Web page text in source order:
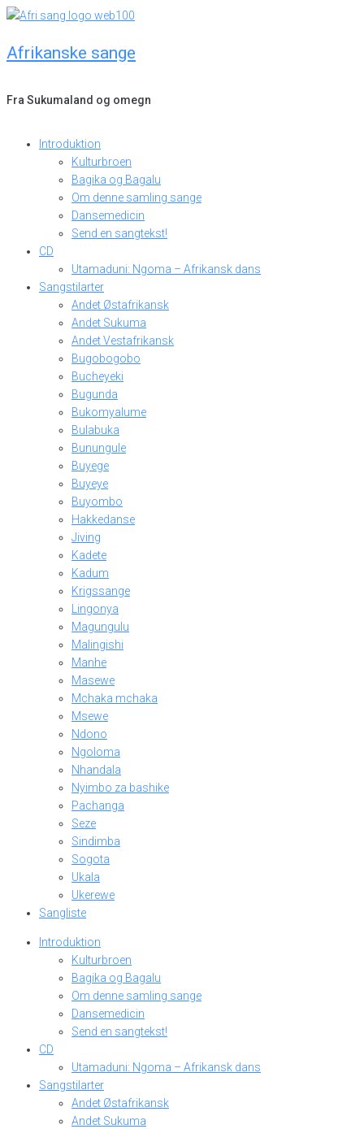
Skip
content
Afrikanske sange
Fra Sukumaland og omegn
Introduktion
Kulturbroen
Bagika og Bagalu
Om denne samling sange
Dansemedicin
Send en sangtekst!
CD
Utamaduni: Ngoma – Afrikansk dans
Sangstilarter
Andet Østafrikansk
Andet Sukuma
Andet Vestafrikansk
Bugobogobo
Bucheyeki
Bugunda
Bukomyalume
Bulabuka
Bunungule
Buyege
Buyeye
Buyombo
Hakkedanse
Jiving
Kadete
Kadum
Krigssange
Lingonya
Magungulu
Malingishi
Manhe
Masewe
Mchaka mchaka
Msewe
Ndono
Ngoloma
Nhandala
Nyimbo za bashike
Pachanga
Seze
Sindimba
Sogota
Ukala
Ukerewe
Sangliste
Introduktion
Kulturbroen
Bagika og Bagalu
Om denne samling sange
Dansemedicin
Send en sangtekst!
CD
Utamaduni: Ngoma – Afrikansk dans
Sangstilarter
Andet Østafrikansk
Andet Sukuma